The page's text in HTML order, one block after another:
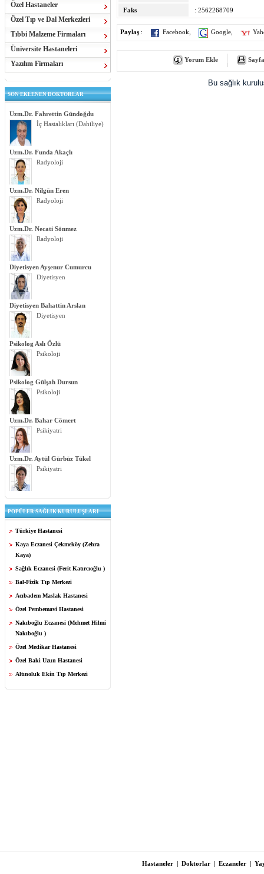
Özel Hastaneler
Özel Tıp ve Dal Merkezleri
Tıbbi Malzeme Firmaları
Üniversite Hastaneleri
Yazılım Firmaları
SON EKLENEN DOKTORLAR
Uzm.Dr. Fahrettin Gündoğdu
İç Hastalıkları (Dahiliye)
Uzm.Dr. Funda Akaçlı
Radyoloji
Uzm.Dr. Nilgün Eren
Radyoloji
Uzm.Dr. Necati Sönmez
Radyoloji
Diyetisyen Ayşenur Cumurcu
Diyetisyen
Diyetisyen Bahattin Arslan
Diyetisyen
Psikolog Aslı Özlü
Psikoloji
Psikolog Gülşah Dursun
Psikoloji
Uzm.Dr. Bahar Cömert
Psikiyatri
Uzm.Dr. Aytül Gürbüz Tükel
Psikiyatri
POPÜLER SAĞLIK KURULUŞLARI
Türkiye Hastanesi
Kaya Eczanesi Çekmeköy (Zehra
Kaya)
Sağlık Eczanesi (Ferit Katırcıoğlu )
Bal-Fizik Tıp Merkezi
Acıbadem Maslak Hastanesi
Özel Pembemavi Hastanesi
Nakıboğlu Eczanesi (Mehmet Hilmi
Nakıboğlu )
Özel Medikar Hastanesi
Özel Baki Uzun Hastanesi
Altınoluk Ekin Tıp Merkezi
Faks
: 2562268709
Paylaş : Facebook Google
Yorum Ekle
Bu sağlık
Hastaneler | Doktorlar | Eczaneler |